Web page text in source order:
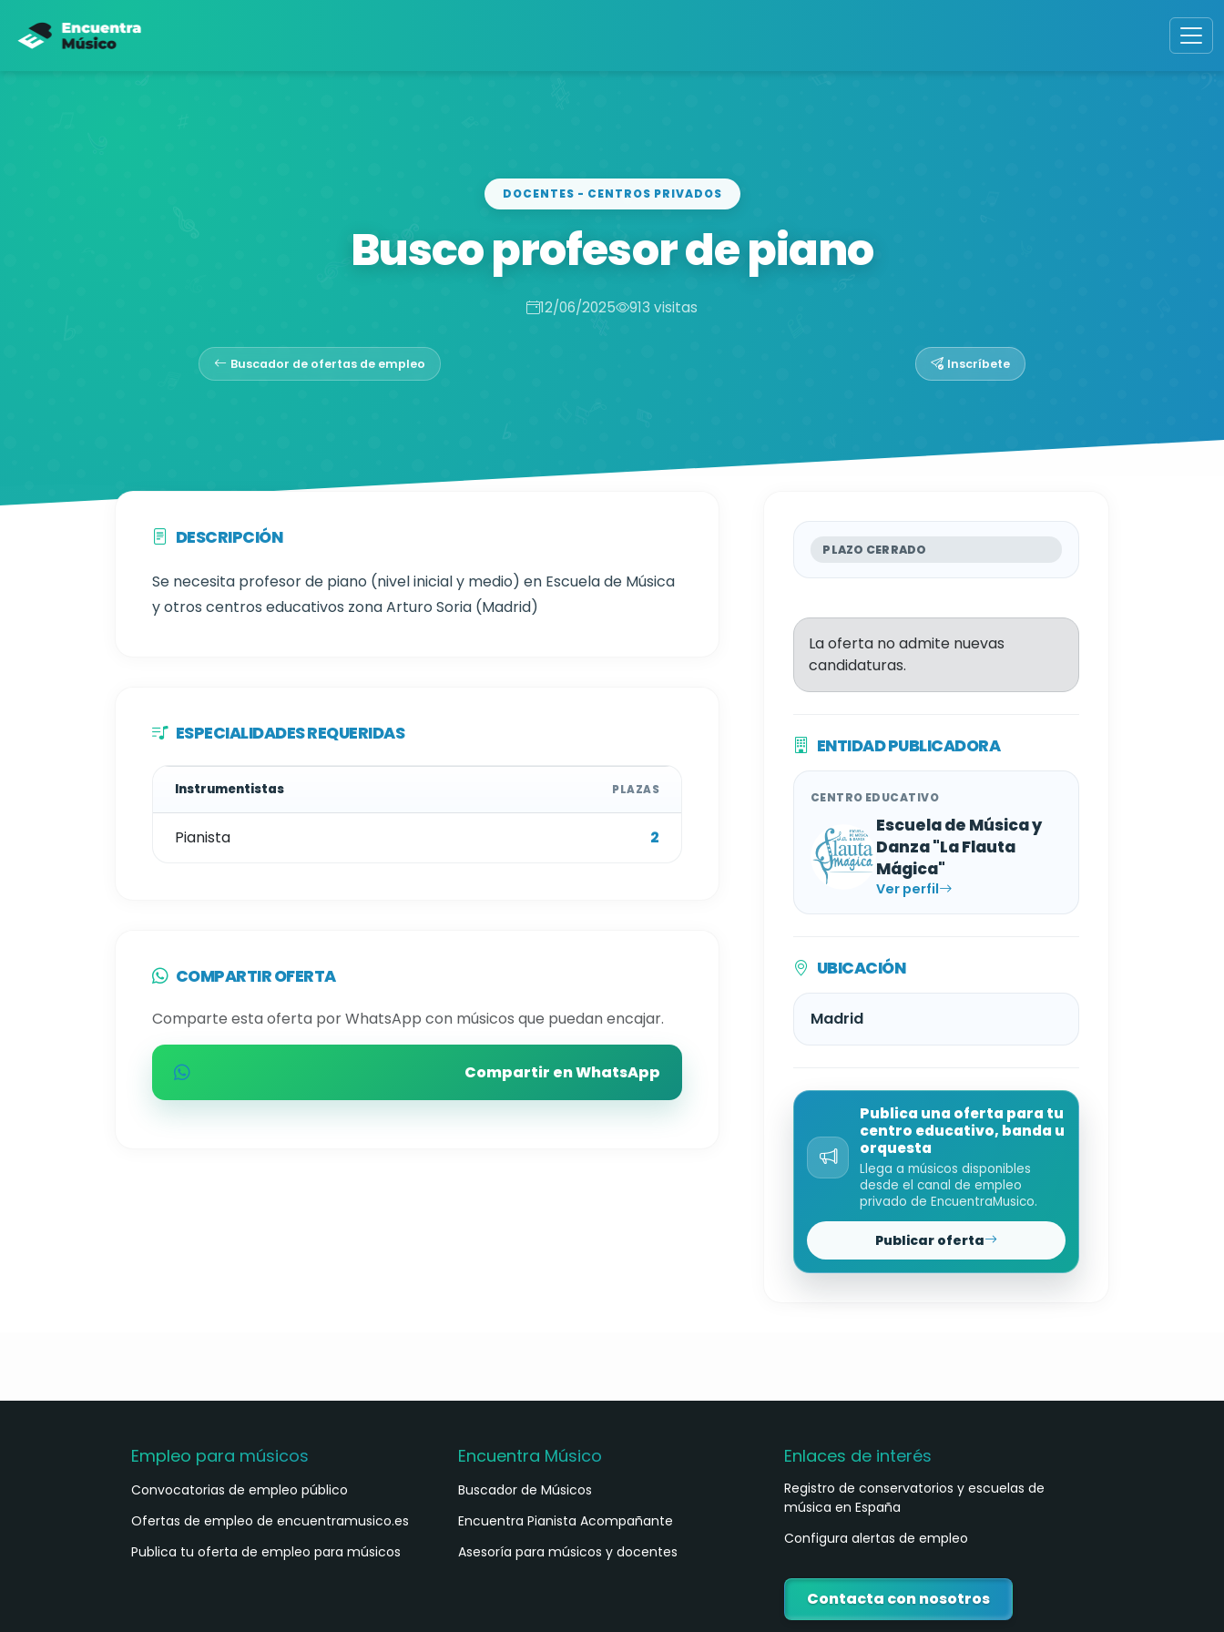
DOCENTES - CENTROS PRIVADOS
Busco profesor de piano
12/06/2025 913 visitas
Buscador de ofertas de empleo Inscríbete
DESCRIPCIÓN
Se necesita profesor de piano (nivel inicial y medio) en Escuela de Música
y otros centros educativos zona Arturo Soria (Madrid)
ESPECIALIDADES REQUERIDAS
Instrumentistas PLAZAS
Pianista 2
COMPARTIR OFERTA
Comparte esta oferta por WhatsApp con músicos que puedan encajar.
Compartir en WhatsApp
PLAZO CERRADO
La oferta no admite nuevas
candidaturas.
ENTIDAD PUBLICADORA
CENTRO EDUCATIVO
Escuela de Música y
Danza "La Flauta
Mágica"
Ver perfil
UBICACIÓN
Madrid
Publica una oferta para tu
centro educativo, banda u
orquesta
Llega a músicos disponibles
desde el canal de empleo
privado de EncuentraMusico.
Publicar oferta
Empleo para músicos
Convocatorias de empleo público
Ofertas de empleo de encuentramusico.es
Publica tu oferta de empleo para músicos
Encuentra Músico
Buscador de Músicos
Encuentra Pianista Acompañante
Asesoría para músicos y docentes
Enlaces de interés
Registro de conservatorios y escuelas de
música en España
Configura alertas de empleo
Contacta con nosotros